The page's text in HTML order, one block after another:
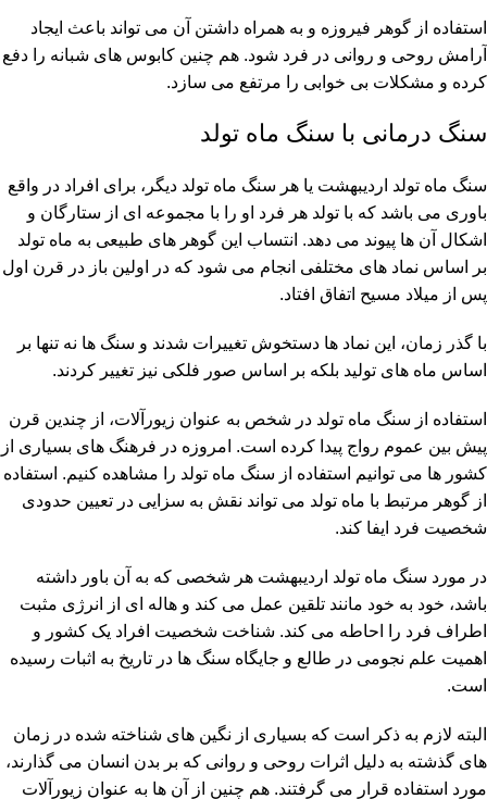
استفاده از گوهر فیروزه و به همراه داشتن آن می تواند باعث ایجاد
آرامش روحی و روانی در فرد شود. هم چنین کابوس های شبانه را دفع
کرده و مشکلات بی خوابی را مرتفع می سازد.
سنگ درمانی با سنگ ماه تولد
سنگ ماه تولد اردیبهشت یا هر سنگ ماه تولد دیگر، برای افراد در واقع
باوری می باشد که با تولد هر فرد او را با مجموعه ای از ستارگان و
اشکال آن ها پیوند می دهد. انتساب این گوهر های طبیعی به ماه تولد
بر اساس نماد های مختلفی انجام می شود که در اولین باز در قرن اول
پس از میلاد مسیح اتفاق افتاد.
با گذر زمان، این نماد ها دستخوش تغییرات شدند و سنگ ها نه تنها بر
اساس ماه های تولید بلکه بر اساس صور فلکی نیز تغییر کردند.
استفاده از سنگ ماه تولد در شخص به عنوان زیورآلات، از چندین قرن
پیش بین عموم رواج پیدا کرده است. امروزه در فرهنگ های بسیاری از
کشور ها می توانیم استفاده از سنگ ماه تولد را مشاهده کنیم. استفاده
از گوهر مرتبط با ماه تولد می تواند نقش به سزایی در تعیین حدودی
شخصیت فرد ایفا کند.
در مورد سنگ ماه تولد اردیبهشت هر شخصی که به آن باور داشته
باشد، خود به خود مانند تلقین عمل می کند و هاله ای از انرژی مثبت
اطراف فرد را احاطه می کند. شناخت شخصیت افراد یک کشور و
اهمیت علم نجومی در طالع و جایگاه سنگ ها در تاریخ به اثبات رسیده
است.
البته لازم به ذکر است که بسیاری از نگین های شناخته شده در زمان
های گذشته به دلیل اثرات روحی و روانی که بر بدن انسان می گذارند،
مورد استفاده قرار می گرفتند. هم چنین از آن ها به عنوان زیورآلات